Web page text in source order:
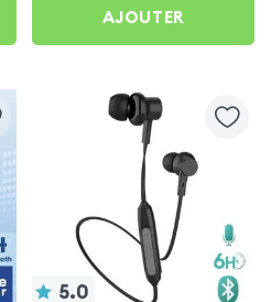
AJOUTER
5.0